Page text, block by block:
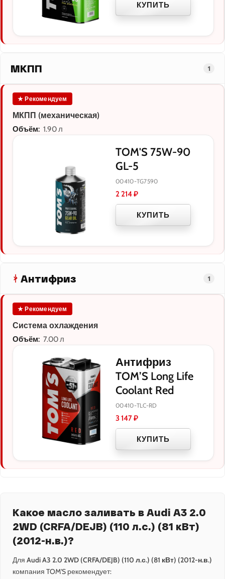
КУПИТЬ
МКПП 1
★ Рекомендуем
МКПП (механическая)
Объём: 1.90 л
TOM'S 75W-90
GL-5
00410-TG7590
2 214₽
КУПИТЬ
Антифриз 1
★ Рекомендуем
Система охлаждения
Объём: 7.00 л
Антифриз
TOM’S Long Life
Coolant Red
00410-TLC-RD
3 147₽
КУПИТЬ
Какое масло заливать в Audi A3 2.0
2WD (CRFA/DEJB) (110 л.с.) (81 кВт)
(2012-н.в.)?
Для Audi A3 2.0 2WD (CRFA/DEJB) (110 л.с.) (81 кВт) (2012-н.в.)
компания TOM'S рекомендует: